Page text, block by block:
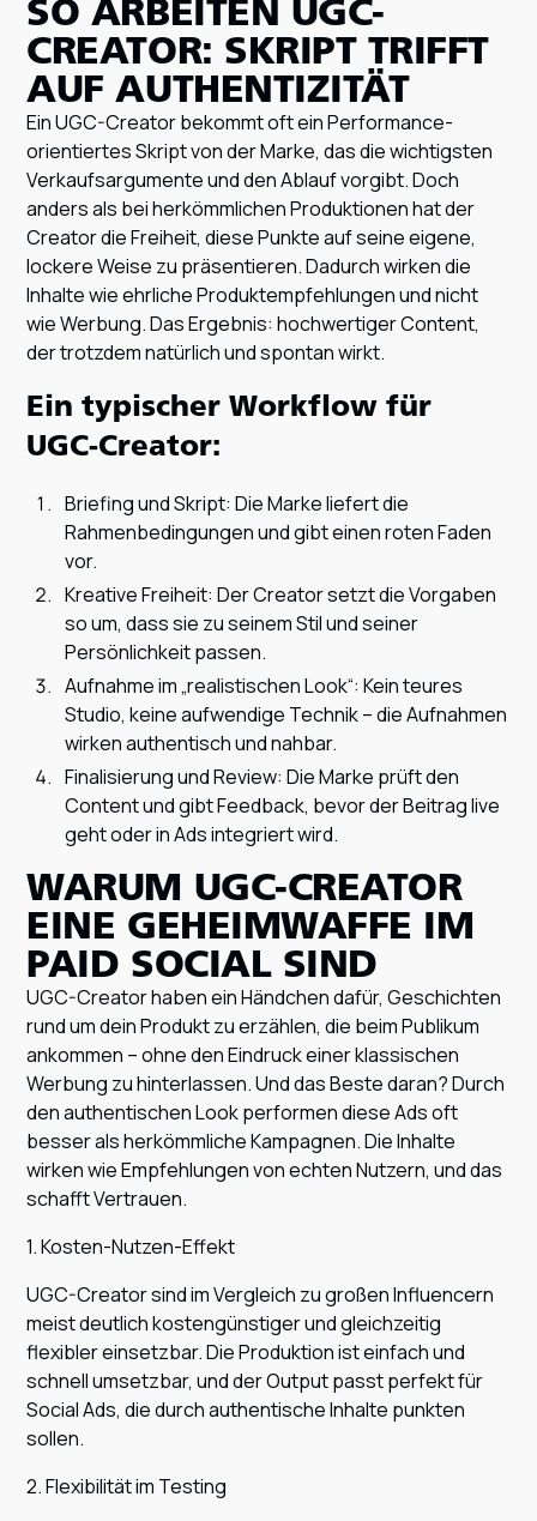
SO ARBEITEN UGC-
CREATOR: SKRIPT TRIFFT
AUF AUTHENTIZITÄT
Ein UGC-Creator bekommt oft ein Performance-
orientiertes Skript von der Marke, das die wichtigsten
Verkaufsargumente und den Ablauf vorgibt. Doch
anders als bei herkömmlichen Produktionen hat der
Creator die Freiheit, diese Punkte auf seine eigene,
lockere Weise zu präsentieren. Dadurch wirken die
Inhalte wie ehrliche Produktempfehlungen und nicht
wie Werbung. Das Ergebnis: hochwertiger Content,
der trotzdem natürlich und spontan wirkt.
Ein typischer Workflow für
UGC-Creator:
Briefing und Skript: Die Marke liefert die
Rahmenbedingungen und gibt einen roten Faden
vor.
Kreative Freiheit: Der Creator setzt die Vorgaben
so um, dass sie zu seinem Stil und seiner
Persönlichkeit passen.
Aufnahme im „realistischen Look“: Kein teures
Studio, keine aufwendige Technik – die Aufnahmen
wirken authentisch und nahbar.
Finalisierung und Review: Die Marke prüft den
Content und gibt Feedback, bevor der Beitrag live
geht oder in Ads integriert wird.
WARUM UGC-CREATOR
EINE GEHEIMWAFFE IM
PAID SOCIAL SIND
UGC-Creator haben ein Händchen dafür, Geschichten
rund um dein Produkt zu erzählen, die beim Publikum
ankommen – ohne den Eindruck einer klassischen
Werbung zu hinterlassen. Und das Beste daran? Durch
den authentischen Look performen diese Ads oft
besser als herkömmliche Kampagnen. Die Inhalte
wirken wie Empfehlungen von echten Nutzern, und das
schafft Vertrauen.
1. Kosten-Nutzen-Effekt
UGC-Creator sind im Vergleich zu großen Influencern
meist deutlich kostengünstiger und gleichzeitig
flexibler einsetzbar. Die Produktion ist einfach und
schnell umsetzbar, und der Output passt perfekt für
Social Ads, die durch authentische Inhalte punkten
sollen.
2. Flexibilität im Testing